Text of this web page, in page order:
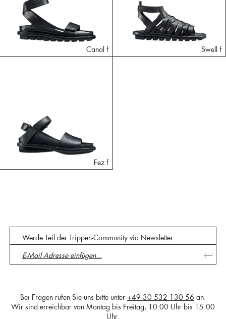
Canal f Swell f
Fez f
Werde Teil der Trippen-Community via Newsletter
Bei Fragen rufen Sie uns bitte unter +49 30 532 130 56 an.
Wir sind erreichbar von Montag bis Freitag, 10.00 Uhr bis 15.00
Uhr.